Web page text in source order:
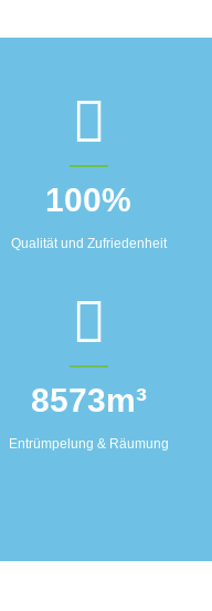
100%
Qualität und Zufriedenheit
8573m³
Entrümpelung & Räumung